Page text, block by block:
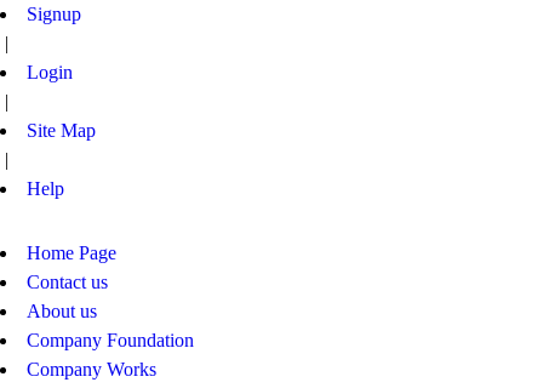
Signup
|
Login
|
Site Map
|
Help
Home Page
Contact us
About us
Company Foundation
Company Works